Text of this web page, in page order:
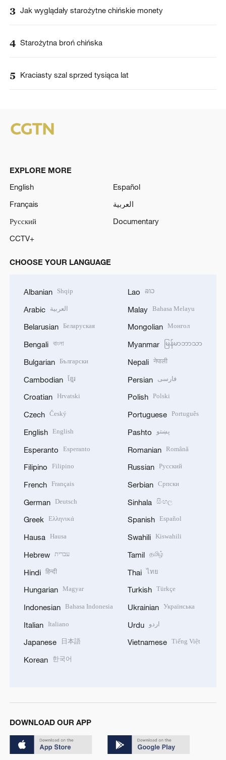
3 Jak wyglądały starożytne chińskie monety
4 Starożytna broń chińska
5 Kraciasty szal sprzed tysiąca lat
EXPLORE MORE
English
Español
Français
العربية
Русский
Documentary
CCTV+
CHOOSE YOUR LANGUAGE
Albanian Shqip
Arabic العربية
Belarusian Беларуская
Bengali বাংলা
Bulgarian Български
Cambodian ខ្មែរ
Croatian Hrvatski
Czech Český
English English
Esperanto Esperanto
Filipino Filipino
French Français
German Deutsch
Greek Ελληνικά
Hausa Hausa
Hebrew עברית
Hindi हिन्दी
Hungarian Magyar
Indonesian Bahasa Indonesia
Italian Italiano
Japanese 日本語
Korean 한국어
Lao ລາວ
Malay Bahasa Melayu
Mongolian Монгол
Myanmar မြန်မာဘာသာ
Nepali नेपाली
Persian فارسی
Polish Polski
Portuguese Português
Pashto پښتو
Romanian Română
Russian Русский
Serbian Српски
Sinhala සිංහල
Spanish Español
Swahili Kiswahili
Tamil தமிழ்
Thai ไทย
Turkish Türkçe
Ukrainian Українська
Urdu اردو
Vietnamese Tiếng Việt
DOWNLOAD OUR APP